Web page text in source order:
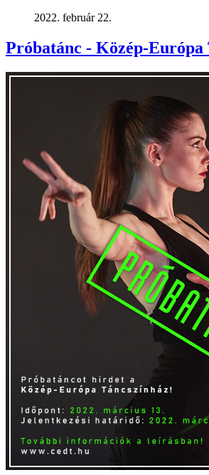
2022. február 22.
Próbatánc - Közép-Európa